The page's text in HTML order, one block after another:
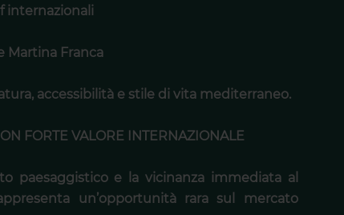
internazionali
Martina Franca
accessibilità e stile di vita mediterraneo.
FORTE VALORE INTERNAZIONALE
paesaggistico e la vicinanza immediata al
un’opportunità rara sul mercato